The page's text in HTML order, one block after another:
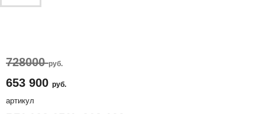
728000 руб.
653 900 руб.
артикул